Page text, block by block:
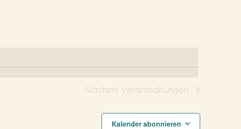
Nächste Veranstaltungen
Kalender abonnieren